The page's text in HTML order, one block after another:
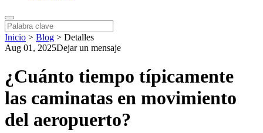
Inicio > Blog > Detalles
Aug 01, 2025Dejar un mensaje
¿Cuánto tiempo típicamente
las caminatas en movimiento
del aeropuerto?